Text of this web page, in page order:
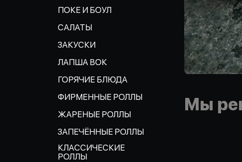
ПОКЕ И БОУЛ
САЛАТЫ
ЗАКУСКИ
ЛАПША ВОК
ГОРЯЧИЕ БЛЮДА
ФИРМЕННЫЕ РОЛЛЫ
ЖАРЕНЫЕ РОЛЛЫ
ЗАПЕЧЁННЫЕ РОЛЛЫ
КЛАССИЧЕСКИЕ
РОЛЛЫ
Мы